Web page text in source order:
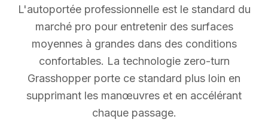
L'autoportée professionnelle est le standard du
marché pro pour entretenir des surfaces
moyennes à grandes dans des conditions
confortables. La technologie zero-turn
Grasshopper porte ce standard plus loin en
supprimant les manœuvres et en accélérant
chaque passage.